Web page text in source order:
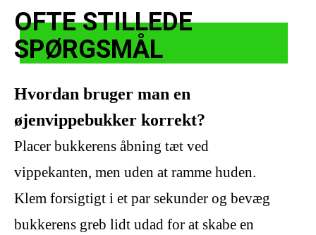
OFTE STILLEDE
SPØRGSMÅL
Hvordan bruger man en
øjenvippebukker korrekt?
Placer bukkerens åbning tæt ved
vippekanten, men uden at ramme huden.
Klem forsigtigt i et par sekunder og bevæg
bukkerens greb lidt udad for at skabe en